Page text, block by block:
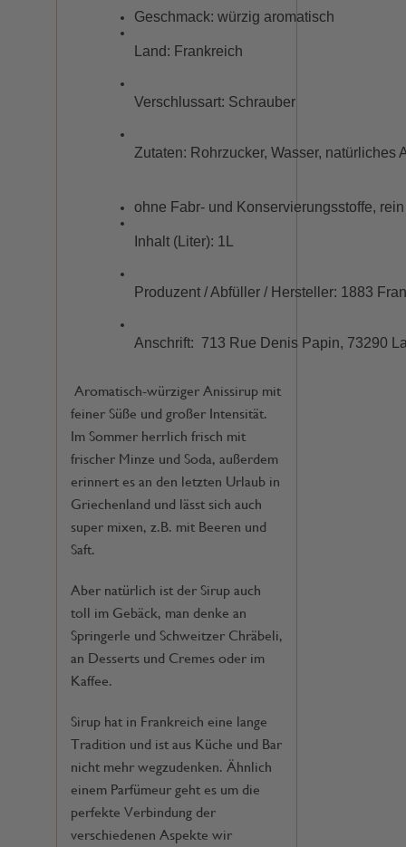
Geschmack: würzig aromatisch
Land: Frankreich
Verschlussart: Schrauber
Zutaten: Rohrzucker, Wasser, natürliches
ohne Fabr- und Konservierungsstoffe,
Inhalt (Liter): 1L
Produzent / Abfüller / Hersteller: 1883
Anschrift: 713 Rue Denis Papin, 73290
Aromatisch-würziger Anissirup mit
feiner Süße und großer Intensität.
Im Sommer herrlich frisch mit
frischer Minze und Soda, außerdem
erinnert es an den letzten Urlaub in
Griechenland und lässt sich auch
super mixen, z.B. mit Beeren und
Saft.
Aber natürlich ist der Sirup auch
toll im Gebäck, man denke an
Springerle und Schweitzer Chräbeli,
an Desserts und Cremes oder im
Kaffee.
Sirup hat in Frankreich eine lange
Tradition und ist aus Küche und Bar
nicht mehr wegzudenken. Ähnlich
einem Parfümeur geht es um die
perfekte Verbindung der
verschiedenen Aspekte wir